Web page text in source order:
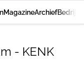
MagazineArchief
- KENK